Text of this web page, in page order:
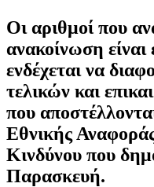
Οι αριθμοί που
ανακοίνωση είναι
ενδέχεται να
τελικών και
που
Εθνικής
Κινδύνου που
Παρασκευή.